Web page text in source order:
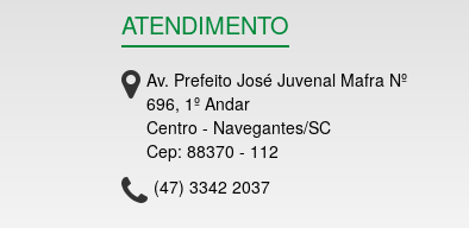
ATENDIMENTO
Av. Prefeito José Juvenal Mafra Nº
696, 1º Andar
Centro - Navegantes/SC
Cep: 88370 - 112
(47) 3342 2037